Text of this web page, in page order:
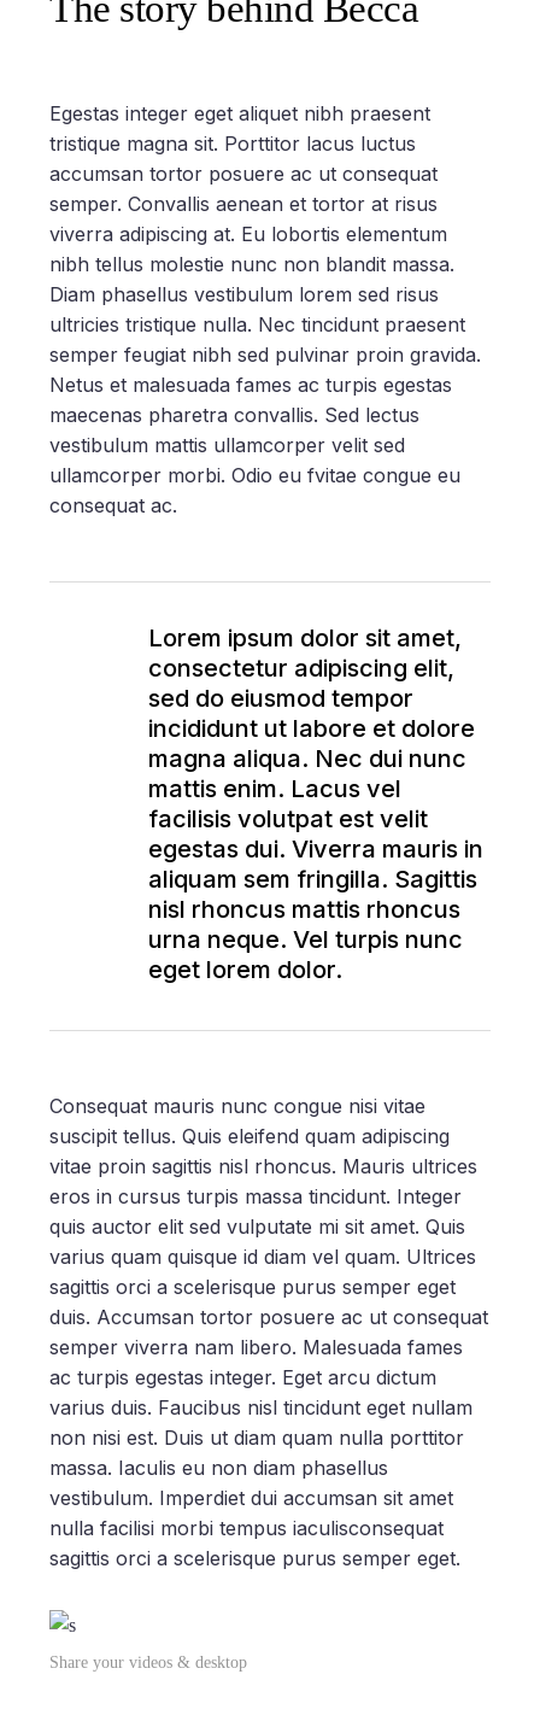
Egestas integer eget aliquet nibh praesent
tristique magna sit. Porttitor lacus luctus
accumsan tortor posuere ac ut consequat
semper. Convallis aenean et tortor at risus
viverra adipiscing at. Eu lobortis elementum
nibh tellus molestie nunc non blandit massa.
Diam phasellus vestibulum lorem sed risus
ultricies tristique nulla. Nec tincidunt praesent
semper feugiat nibh sed pulvinar proin gravida.
Netus et malesuada fames ac turpis egestas
maecenas pharetra convallis. Sed lectus
vestibulum mattis ullamcorper velit sed
ullamcorper morbi. Odio eu fvitae congue eu
consequat ac.
Lorem ipsum dolor sit amet,
consectetur adipiscing elit,
sed do eiusmod tempor
incididunt ut labore et dolore
magna aliqua. Nec dui nunc
mattis enim. Lacus vel
facilisis volutpat est velit
egestas dui. Viverra mauris in
aliquam sem fringilla. Sagittis
nisl rhoncus mattis rhoncus
urna neque. Vel turpis nunc
eget lorem dolor.
Consequat mauris nunc congue nisi vitae
suscipit tellus. Quis eleifend quam adipiscing
vitae proin sagittis nisl rhoncus. Mauris ultrices
eros in cursus turpis massa tincidunt. Integer
quis auctor elit sed vulputate mi sit amet. Quis
varius quam quisque id diam vel quam. Ultrices
sagittis orci a scelerisque purus semper eget
duis. Accumsan tortor posuere ac ut consequat
semper viverra nam libero. Malesuada fames
ac turpis egestas integer. Eget arcu dictum
varius duis. Faucibus nisl tincidunt eget nullam
non nisi est. Duis ut diam quam nulla porttitor
massa. Iaculis eu non diam phasellus
vestibulum. Imperdiet dui accumsan sit amet
nulla facilisi morbi tempus iaculisconsequat
sagittis orci a scelerisque purus semper eget.
Share your videos & desktop